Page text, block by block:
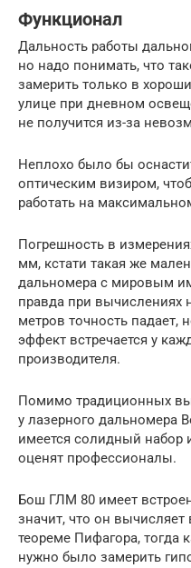
Функционал
Дальность работы
но надо понимать, что
замерить только в
улице при дневном
не получится из-за
Неплохо было бы
оптическим визиром,
работать на
Погрешность в
мм, кстати такая же
дальномера с мировым
правда при вычислениях
метров точность падает,
эффект встречается у
производителя.
Помимо традиционных
у лазерного дальномера
имеется солидный набор
оценят профессионалы.
Бош ГЛМ 80 имеет
значит, что он
теореме Пифагора, тогда
нужно было замерить